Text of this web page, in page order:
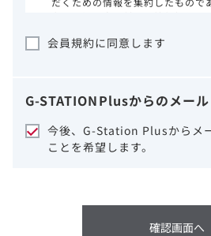
事項をご熟読いただき、同意され
ギリアドは、本サイトの
細心の注意を払い、正確
供するように努力をして
性、確実性、妥当性、有
利用することまたは利用
り生じる損害については
会員規約に同意します
G-STATIONPlusからのメール
今後、G-Station Plusからメ
ことを希望します。
確認画面へ